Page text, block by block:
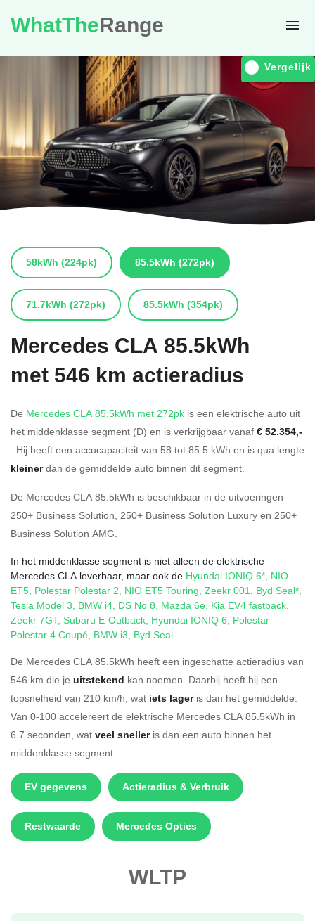
WhatTheRange
Vergelijk
58kWh (224pk) 85.5kWh (272pk)
71.7kWh (272pk) 85.5kWh (354pk)
Mercedes CLA 85.5kWh
met 546 km actieradius
De Mercedes CLA 85.5kWh met 272pk is een elektrische auto uit
het middenklasse segment (D) en is verkrijgbaar vanaf € 52.354,-
. Hij heeft een accucapaciteit van 58 tot 85.5 kWh en is qua lengte
kleinerdan de gemiddelde auto binnen dit segment.
De Mercedes CLA 85.5kWh is beschikbaar in de uitvoeringen
250+ Business Solution, 250+ Business Solution Luxury en 250+
Business Solution AMG.
In het middenklasse segment is niet alleen de elektrische
Mercedes CLA leverbaar, maar ook de Hyundai IONIQ 6*, NIO
ET5, Polestar Polestar 2, NIO ET5 Touring, Zeekr 001, Byd Seal*,
Tesla Model 3, BMW i4, DS No 8, Mazda 6e, Kia EV4 fastback,
Zeekr 7GT, Subaru E-Outback, Hyundai IONIQ 6, Polestar
Polestar 4 Coupé, BMW i3, Byd Seal.
De Mercedes CLA 85.5kWh heeft een ingeschatte actieradius van
546 km die je uitstekend kan noemen. Daarbij heeft hij een
topsnelheid van 210 km/h, wat iets lageris dan het gemiddelde.
Van 0-100 accelereert de elektrische Mercedes CLA 85.5kWh in
6.7 seconden, wat veel snelleris dan een auto binnen het
middenklasse segment.
EV gegevens Actieradius & Verbruik
Restwaarde Mercedes Opties
WLTP